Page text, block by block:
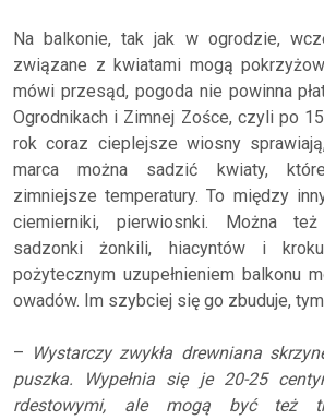
Na balkonie, tak jak w ogrodzie,
związane z kwiatami mogą
mówi przesąd, pogoda nie powinna
Ogrodnikach i Zimnej Zośce, czyli po
rok coraz cieplejsze wiosny
marca można sadzić kwiaty,
zimniejsze temperatury. To między
ciemierniki, pierwiosnki. Można
sadzonki żonkili, hiacyntów i
pożytecznym uzupełnieniem balkonu
owadów. Im szybciej się go zbuduje,
– Wystarczy zwykła drewniana
puszka. Wypełnia się je 20-25
rdestowymi, ale mogą być też